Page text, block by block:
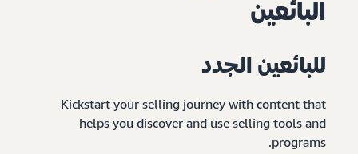
البائعين
للبائعين الجدد
Kickstart your selling journey with content that
helps you discover and use selling tools and
programs.